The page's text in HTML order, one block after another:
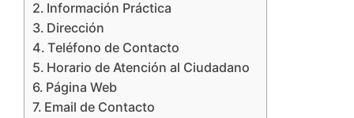
Información Práctica
Dirección
Teléfono de Contacto
Horario de Atención al Ciudadano
Página Web
Email de Contacto